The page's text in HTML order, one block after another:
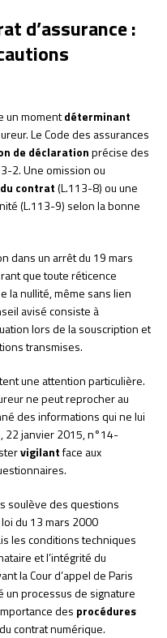
d’assurance :
un momentdéterminant
Le Code des assurances
de déclarationprécise des
2. Une omission ou
contrat(L.113-8) ou une
(L.113-9) selon la bonne
dans un arrêt du 19 mars
que toute réticence
la nullité, même sans lien
avisé consiste à
lors de la souscription et
transmises.
une attention particulière.
ne peut reprocher au
des informations qui ne lui
22 janvier 2015, n°14-
vigilantface aux
soulève des questions
du 13 mars 2000
les conditions techniques
et l’intégrité du
la Cour d’appel de Paris
processus de signature
des procédures
contrat numérique.